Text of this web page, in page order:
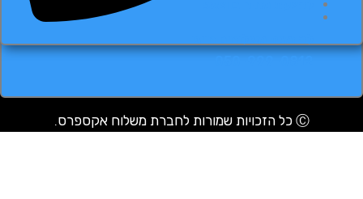
להצעת מחיר בווצאפ
Ⓒ כל הזכויות שמורות לחברת משלוח אקספרס.